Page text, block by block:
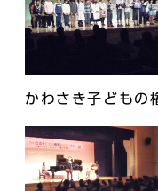
かわさき子どもの